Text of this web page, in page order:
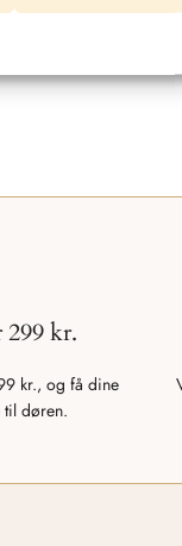
299 kr.
kr., og få dine
døren.